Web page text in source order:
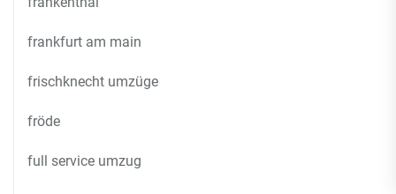
frankfurt am main
frischknecht umzüge
fröde
full service umzug